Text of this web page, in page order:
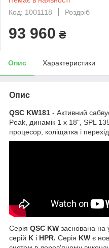
Код: 1001118
Роздріб
93 960 ₴
Опис Характеристики
Опис
QSC KW181 - Активний
Peak, динамік 1 х 18", SPL
процесор, коліщатка і
Серія QSC KW заснована на
серій K і HPR. Серія KW є